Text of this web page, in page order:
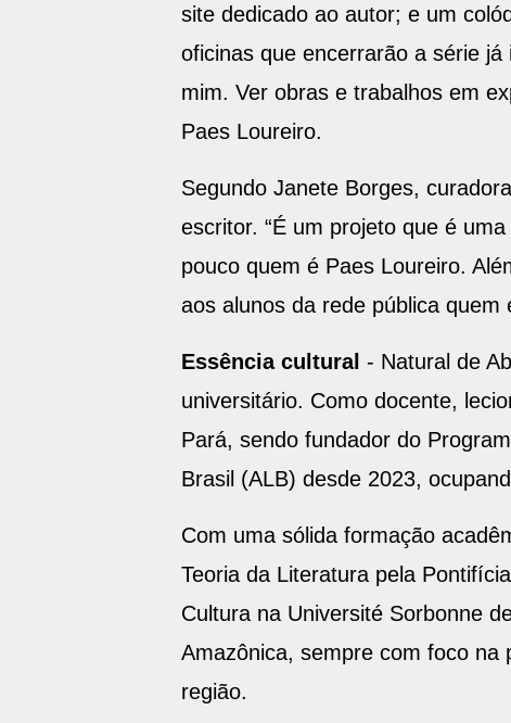
site dedicado ao autor; e um
oficinas que encerrarão a série
mim. Ver obras e trabalhos em
Paes Loureiro.
Segundo Janete Borges,
escritor. “É um projeto que é
pouco quem é Paes Loureiro.
aos alunos da rede pública quem
Essência cultural - Natural de
universitário. Como docente,
Pará, sendo fundador do
Brasil (ALB) desde 2023,
Com uma sólida formação
Teoria da Literatura pela
Cultura na Université Sorbonne
Amazônica, sempre com foco na
região.